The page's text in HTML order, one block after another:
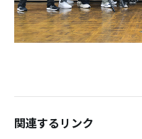
関連するリンク